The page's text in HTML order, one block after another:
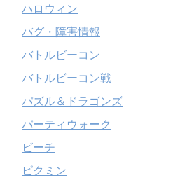
ハロウィン
バグ・障害情報
バトルビーコン
バトルビーコン戦
パズル＆ドラゴンズ
パーティウォーク
ビーチ
ピクミン